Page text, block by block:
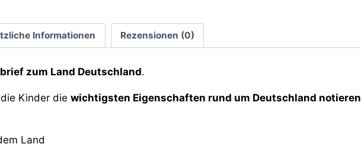
Informationen Rezensionen (0)
zum Land Deutschland.
Kinder die wichtigsten Eigenschaften rund um Deutschland notieren
Land